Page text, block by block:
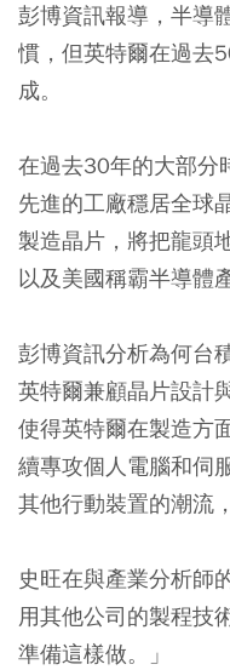
彭博資訊報導，半導
慣，但英特爾在過去
成。
在過去30年的大部分
先進的工廠穩居全球
製造晶片，將把龍頭
以及美國稱霸半導體
彭博資訊分析為何台
英特爾兼顧晶片設計
使得英特爾在製造方
續專攻個人電腦和伺
其他行動裝置的潮流
史旺在與產業分析師
用其他公司的製程技
準備這樣做。」